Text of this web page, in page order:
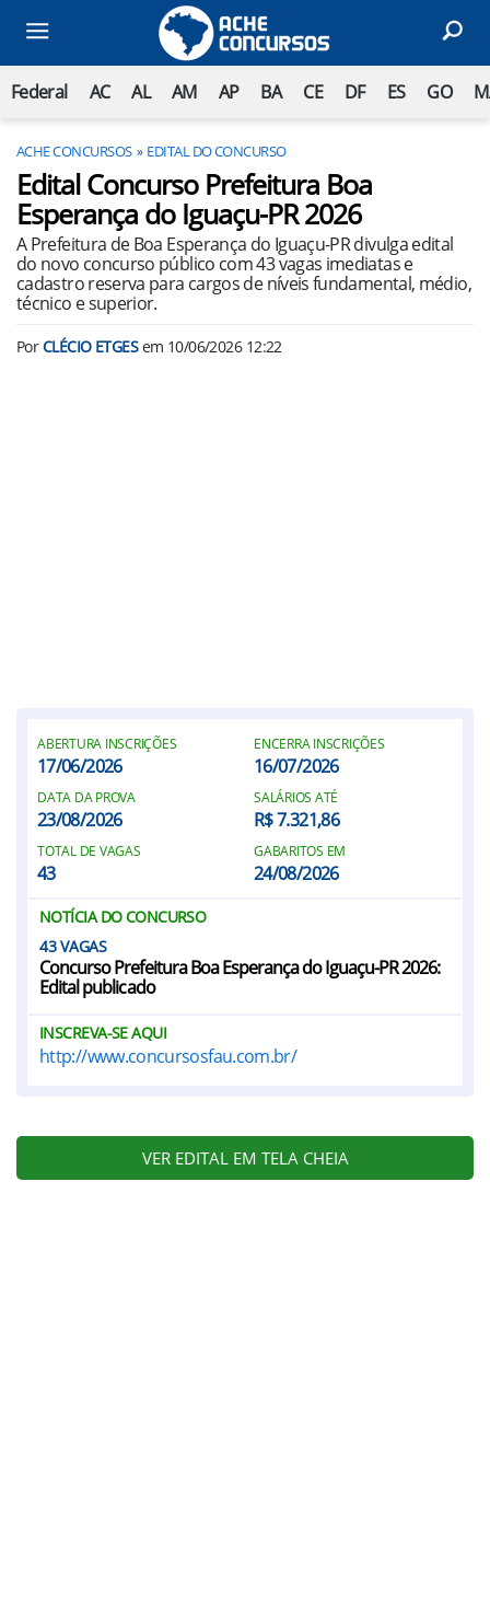
Federal AC AL AM AP BA CE DF ES GO
ACHE CONCURSOS EDITAL DO CONCURSO
Edital Concurso Prefeitura Boa
Esperança do Iguaçu-PR 2026
A Prefeitura de Boa Esperança do Iguaçu-PR divulga edital
do novo concurso público com 43 vagas imediatas e
cadastro reserva para cargos de níveis fundamental, médio,
técnico e superior.
PorCLÉCIO ETGESem 10/06/2026 12:22
ABERTURA INSCRIÇÕES
17/06/2026
ENCERRA INSCRIÇÕES
16/07/2026
DATA DA PROVA
23/08/2026
SALÁRIOS ATÉ
R$ 7.321,86
TOTAL DE VAGAS
43
GABARITOS EM
24/08/2026
NOTÍCIA DO CONCURSO
43
Concurso Prefeitura Boa Esperança do Iguaçu-PR 2026:
Edital publicado
INSCREVA-SE AQUI
http://www.concursosfau.com.br/
VER EDITAL EM TELA CHEIA